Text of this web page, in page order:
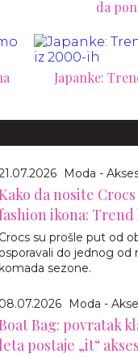
da
Japanke:
Moda -
da nosite
ikona: Trend
Crocs su prošle put od
osporavali do jednog od
komada sezone.
08.07.2026 Moda -
Bag: povratak
postaje „it“